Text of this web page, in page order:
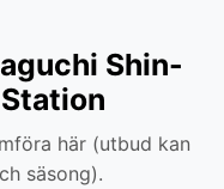
Shin-
här (utbud kan
säsong).